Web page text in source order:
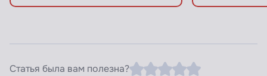
Статья была вам полезна?